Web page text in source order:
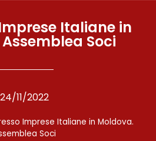
Italiane in
Soci
24/11/2022
Imprese Italiane in Moldova.
Soci